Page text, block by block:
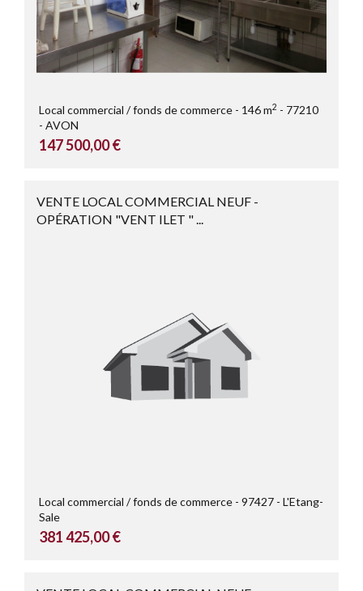
Local commercial / fonds de commerce 146 m2
77210
AVON
147 500,00 €
VENTE LOCAL COMMERCIAL NEUF -
OPÉRATION "VENT ILET " ...
Local commercial / fonds de commerce 97427
L'Etang-
Sale
381 425,00 €